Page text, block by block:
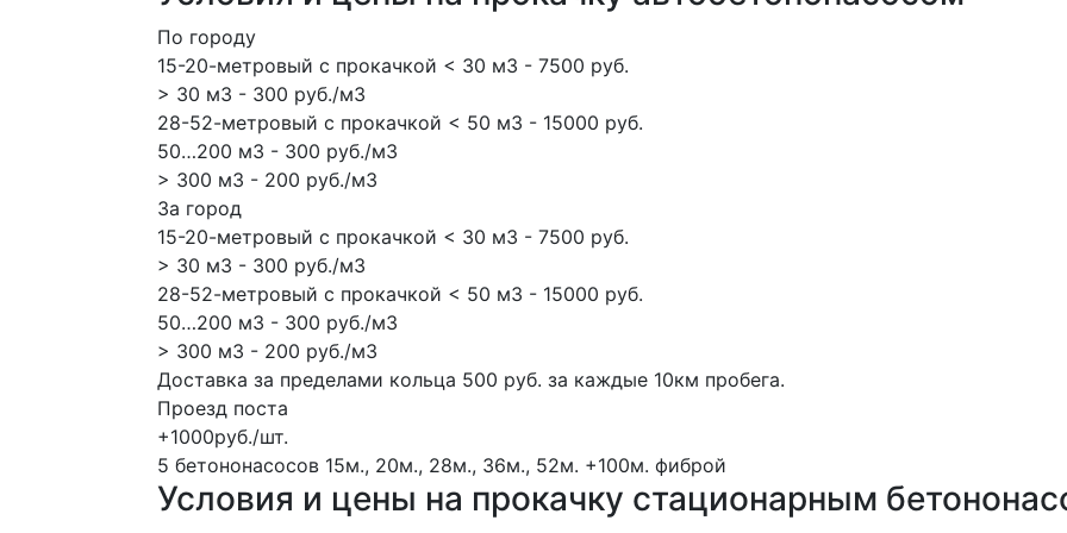
По городу
15-20-метровый с прокачкой < 30 м3 - 7500 руб.
> 30 м3 - 300 руб./м3
28-52-метровый с прокачкой < 50 м3 - 15000 руб.
50…200 м3 - 300 руб./м3
> 300 м3 - 200 руб./м3
За город
15-20-метровый с прокачкой < 30 м3 - 7500 руб.
> 30 м3 - 300 руб./м3
28-52-метровый с прокачкой < 50 м3 - 15000 руб.
50…200 м3 - 300 руб./м3
> 300 м3 - 200 руб./м3
Доставка за пределами кольца 500 руб. за каждые 10км пробега.
Проезд поста
+1000руб./шт.
5 бетононасосов 15м., 20м., 28м., 36м., 52м. +100м. фиброй
Условия и цены на прокачку стационарным